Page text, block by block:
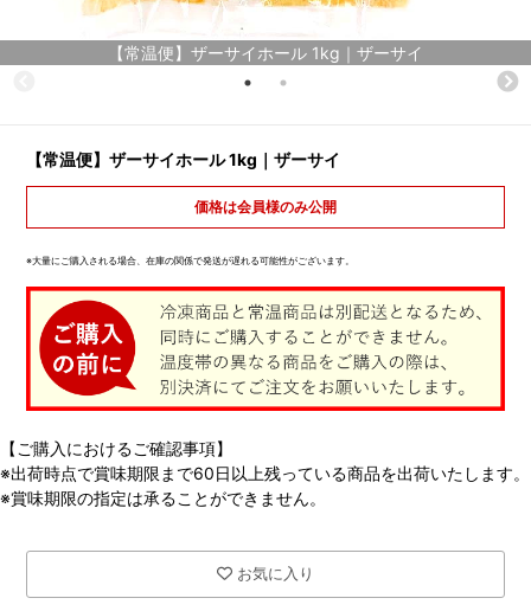
【常温便】ザーサイホール 1kg｜ザーサイ
【常温便】ザーサイホール 1kg｜ザーサイ
価格は会員様のみ公開
※大量にご購入される場合、在庫の関係で発送が遅れる可能性がございます。
【ご購入におけるご確認事項】
※出荷時点で賞味期限まで60日以上残っている商品を出荷いたします。
※賞味期限の指定は承ることができません。
お気に入り